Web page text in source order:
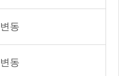
변동
변동